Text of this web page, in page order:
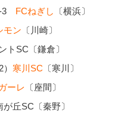
3 FCねぎし
〔横浜〕
モン 〔川崎〕
SC〔鎌倉〕
寒川SC 〔寒川〕
ーレ 〔座間〕
丘SC〔秦野〕